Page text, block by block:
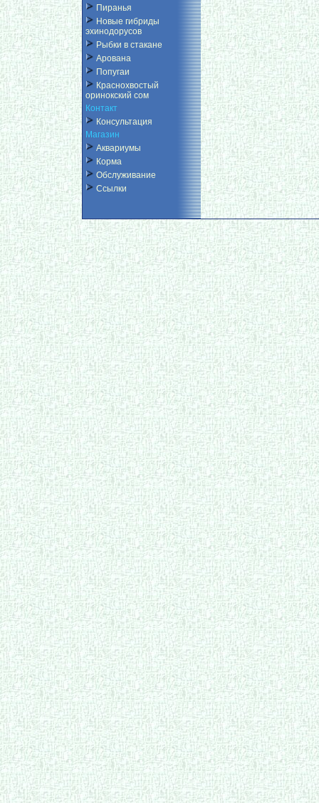
Пиранья
Новые гибриды
эхинодорусов
Рыбки в стакане
Арована
Попугаи
Краснохвостый
оринокский сом
Контакт
Консультация
Магазин
Аквариумы
Корма
Обслуживание
Ссылки